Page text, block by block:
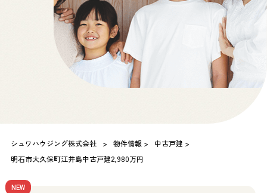
シュワハウジング株式会社 > 物件情報 > 中古戸建 >
明石市大久保町江井島中古戸建2,980万円
NEW